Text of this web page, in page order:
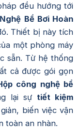
đều hướng tới
Bể Bơi Hoàn
Thiết bị này tích
một phòng máy
sẵn. Từ hệ thống
cả được gói gọn
công nghệ bể
lại sự tiết kiệm
biến việc vận
toàn an nhàn.